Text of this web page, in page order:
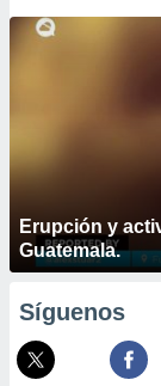
Erupción y
Guatemala.
Síguenos